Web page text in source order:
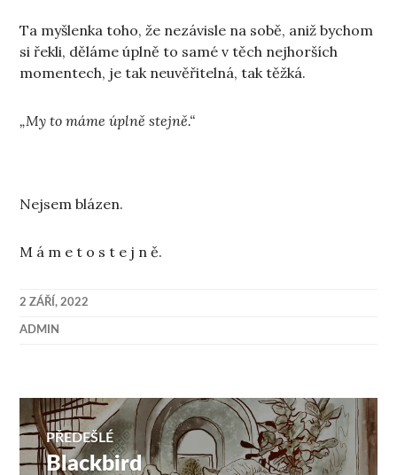
Ta myšlenka toho, že nezávisle na sobě, aniž bychom
si řekli, děláme úplně to samé v těch nejhorších
momentech, je tak neuvěřitelná, tak těžká.
„My to máme úplně stejně.“
Nejsem blázen.
M á m e t o s t e j n ě.
2 ZÁŘÍ, 2022
ADMIN
Navigace
PŘEDEŠLÉ
Předchozí
Blackbird